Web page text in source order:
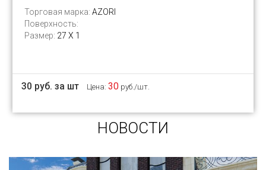
Торговая марка: AZORI
Поверхность:
Размер: 27 Х 1
30 руб. за шт Цена: 30 руб./шт.
НОВОСТИ